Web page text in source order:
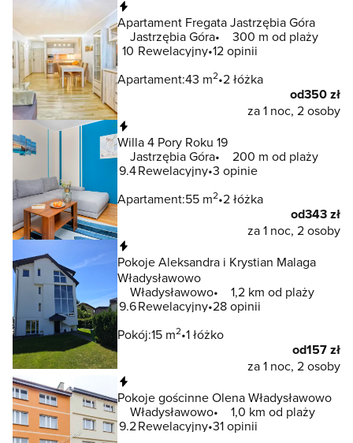
Apartament Fregata Jastrzębia Góra
Jastrzębia Góra
300 m od plaży
10 Rewelacyjny 12 opinii
Apartament:43 m2 2 łóżka
od350 zł
za 1 noc, 2 osoby
Willa 4 Pory Roku 19
Jastrzębia Góra
200 m od plaży
9.4Rewelacyjny 3 opinie
Apartament:55 m2 2 łóżka
od343 zł
za 1 noc, 2 osoby
Pokoje Aleksandra i Krystian Malaga
Władysławowo
Władysławowo
1,2 km od plaży
9.6Rewelacyjny 28 opinii
Pokój:15 m2 1 łóżko
od157 zł
za 1 noc, 2 osoby
Pokoje gościnne Olena Władysławowo
Władysławowo
1,0 km od plaży
9.2Rewelacyjny 31 opinii